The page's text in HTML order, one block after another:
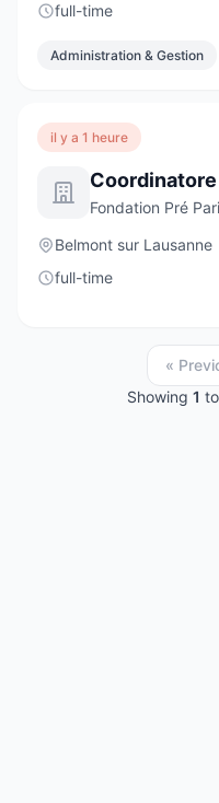
full-time
Administration & Gestion
il y a 1 heure
Fondation Pré
Belmont sur Lausanne
full-time
«
Showing 1 to